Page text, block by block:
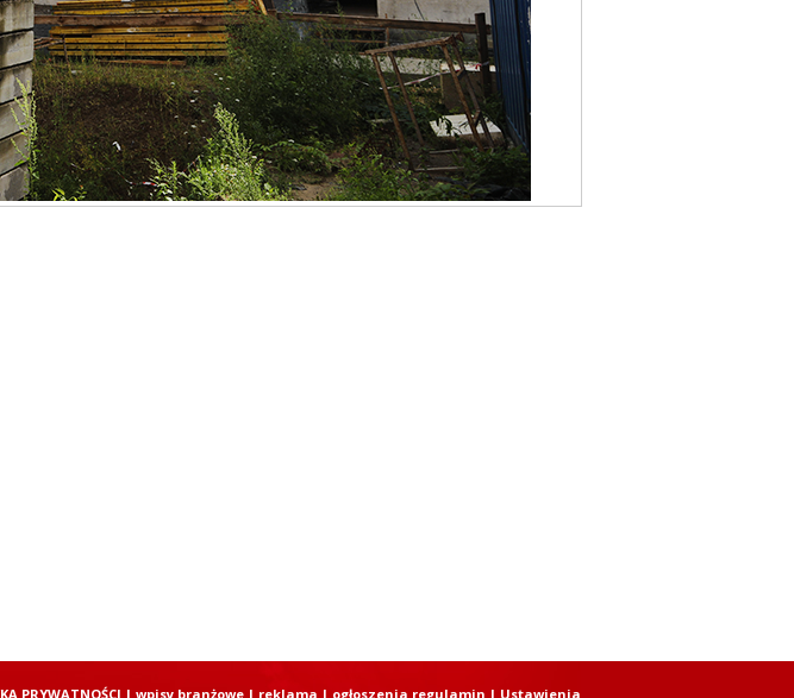
PRYWATNOŚCI | wpisy branżowe| reklama | ogłoszenia regulamin | Ustawienia